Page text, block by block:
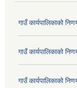
गाउँ कार्यपालिकाको
गाउँ कार्यपालिकाको
गाउँ कार्यपालिकाको